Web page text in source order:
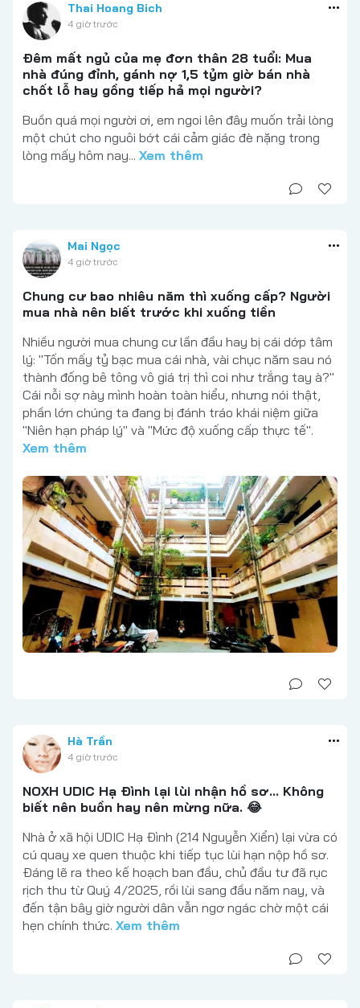
Thai Hoang Bich
4 giờ trước
Đêm mất ngủ của mẹ đơn thân 28 tuổi: Mua
nhà đúng đỉnh, gánh nợ 1,5 tỷm giờ bán nhà
chốt lỗ hay gồng tiếp hả mọi người?
Buồn quá mọi người ơi, em ngoi lên đây muốn trải lòng
một chút cho nguôi bớt cái cảm giác đè nặng trong
lòng mấy hôm nay... Xem thêm
Mai Ngọc
4 giờ trước
Chung cư bao nhiêu năm thì xuống cấp? Người
mua nhà nên biết trước khi xuống tiền
Nhiều người mua chung cư lần đầu hay bị cái dớp tâm
lý: "Tốn mấy tỷ bạc mua cái nhà, vài chục năm sau nó
thành đống bê tông vô giá trị thì coi như trắng tay à?"
Cái nỗi sợ này mình hoàn toàn hiểu, nhưng nói thật,
phần lớn chúng ta đang bị đánh tráo khái niệm giữa
"Niên hạn pháp lý" và "Mức độ xuống cấp thực tế".
Xem thêm
Hà Trần
4 giờ trước
NOXH UDIC Hạ Đình lại lùi nhận hồ sơ... Không
biết nên buồn hay nên mừng nữa. 😂
Nhà ở xã hội UDIC Hạ Đình (214 Nguyễn Xiển) lại vừa có
cú quay xe quen thuộc khi tiếp tục lùi hạn nộp hồ sơ.
Đáng lẽ ra theo kế hoạch ban đầu, chủ đầu tư đã rục
rịch thu từ Quý 4/2025, rồi lùi sang đầu năm nay, và
đến tận bây giờ người dân vẫn ngơ ngác chờ một cái
hẹn chính thức. Xem thêm